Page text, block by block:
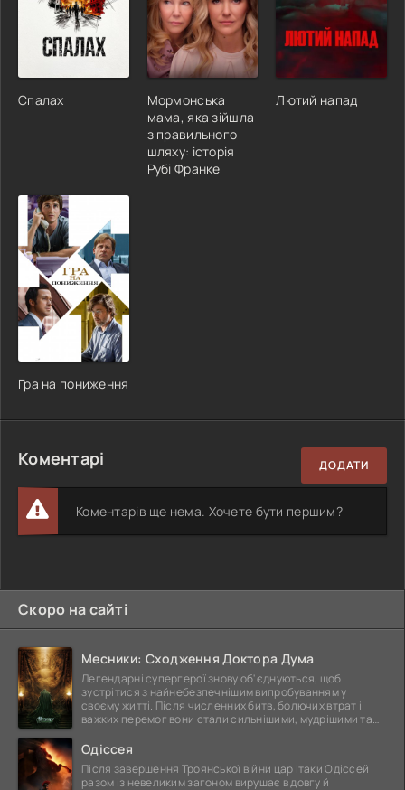
Спалах
Мормонська
мама, яка зійшла
з правильного
шляху: історія
Рубі Франке
Лютий напад
Гра на пониження
Коментарі ДОДАТИ
Коментарів ще нема. Хочете бути першим?
Скоро на сайті
Месники: Сходження Доктора Дума
Легендарні супергерої знову об'єднуються, щоб
зустрітися з найнебезпечнішим випробуванням у
своєму житті. Після численних битв, болючих втрат і
важких перемог вони стали сильнішими, мудрішими та
Одіссея
Після завершення Троянської війни цар Ітаки Одіссей
разом із невеликим загоном вирушає в довгу й